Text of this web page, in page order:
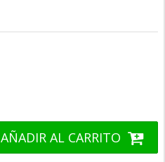
AÑADIR AL CARRITO